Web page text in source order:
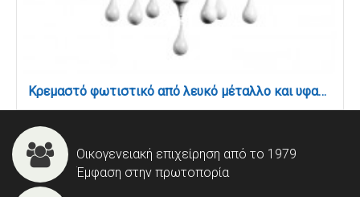
Κρεμαστό φωτιστικό από λευκό μέταλλο και υφασμάτινο καπέλο (5295-6Φ-Λευκό)
Οικογενειακή επιχείρηση από το 1979
Έμφαση στην πρωτοπορία